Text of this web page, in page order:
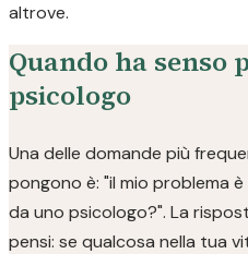
altrove.
Quando ha senso
psicologo
Una delle domande più
pongono è: "il mio problema
da uno psicologo?". La
pensi: se qualcosa nella tua